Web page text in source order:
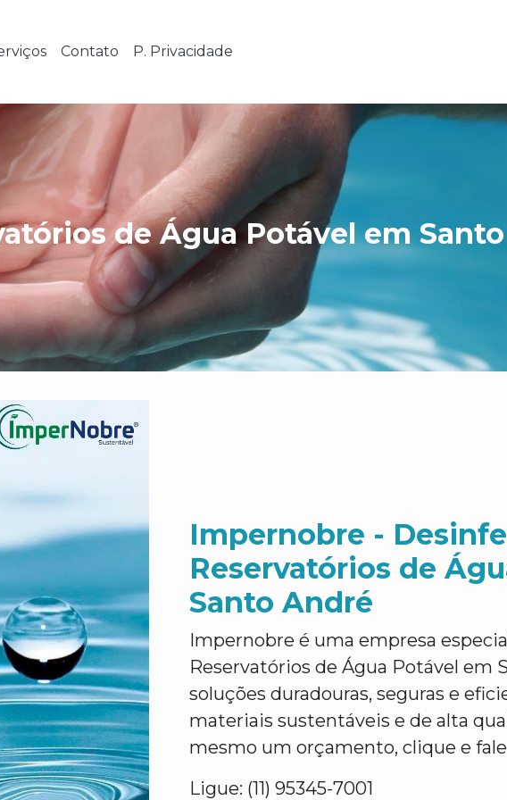
Contato P. Privacidade
de Água Potável em
Impernobre -
Reservatórios de
Santo André
Impernobre é uma empresa
Reservatórios de Água Potável em
soluções duradouras, seguras e
materiais sustentáveis e de alta
mesmo um orçamento, clique e
Ligue: (11) 95345-7001